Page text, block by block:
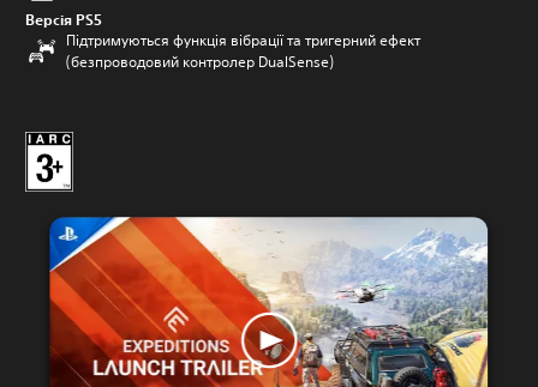
Версія PS5
Підтримуються функція вібрації та тригерний ефект
(безпроводовий контролер DualSense)